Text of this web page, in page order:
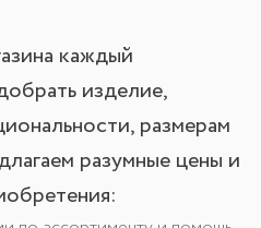
каждый
изделие,
размерам
разумные цены и